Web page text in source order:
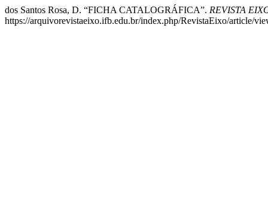
dos Santos Rosa, D. “FICHA CATALOGRÁFICA”. REVISTA
https://arquivorevistaeixo.ifb.edu.br/index.php/RevistaEixo/article/